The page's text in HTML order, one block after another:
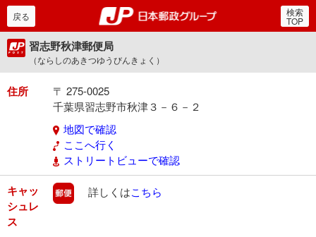
郵便局・日本郵政グルー
戻る 検索
TOP
習志野秋津郵便局
（ならしのあきつゆうびんきょく）
住所
〒 275-0025
千葉県習志野市秋津３－６－２
地図で確認
ここへ行く
ストリートビューで確認
キャッ
シュレ
ス
郵便
詳しくはこちら